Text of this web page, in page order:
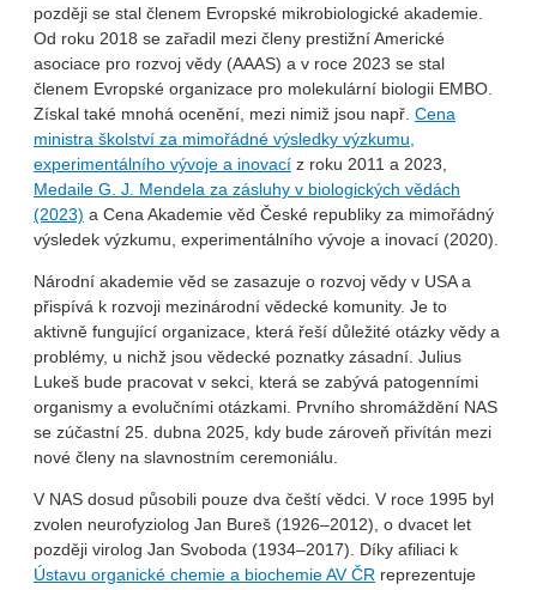
později se stal členem Evropské mikrobiologické akademie.
Od roku 2018 se zařadil mezi členy prestižní Americké
asociace pro rozvoj vědy (AAAS) a v roce 2023 se stal
členem Evropské organizace pro molekulární biologii EMBO.
Získal také mnohá ocenění, mezi nimiž jsou např. Cena
ministra školství za mimořádné výsledky výzkumu,
experimentálního vývoje a inovací z roku 2011 a 2023,
Medaile G. J. Mendela za zásluhy v biologických vědách
(2023) a Cena Akademie věd České republiky za mimořádný
výsledek výzkumu, experimentálního vývoje a inovací (2020).
Národní akademie věd se zasazuje o rozvoj vědy v USA a
přispívá k rozvoji mezinárodní vědecké komunity. Je to
aktivně fungující organizace, která řeší důležité otázky vědy a
problémy, u nichž jsou vědecké poznatky zásadní. Julius
Lukeš bude pracovat v sekci, která se zabývá patogenními
organismy a evolučními otázkami. Prvního shromáždění NAS
se zúčastní 25. dubna 2025, kdy bude zároveň přivítán mezi
nové členy na slavnostním ceremoniálu.
V NAS dosud působili pouze dva čeští vědci. V roce 1995 byl
zvolen neurofyziolog Jan Bureš (1926–2012), o dvacet let
později virolog Jan Svoboda (1934–2017). Díky afiliaci k
Ústavu organické chemie a biochemie AV ČR reprezentuje